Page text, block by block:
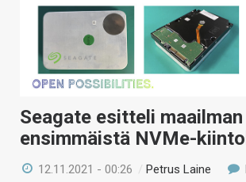
KAUPPA
VAIHDA TEEMA
HAKU
Seagate esitteli maailman
ensimmäistä NVMe-
12.11.2021 - 00:26 /Petrus Laine